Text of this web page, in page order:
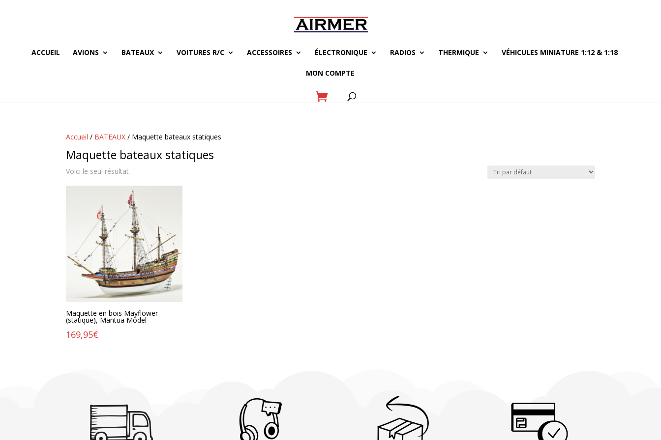
ACCUEIL AVIONS BATEAUX VOITURES R/C ACCESSOIRES ÉLECTRONIQUE RADIOS THERMIQUE VÉHICULES MINIATURE 1:12 & 1:18
MON COMPTE
Accueil / BATEAUX / Maquette bateaux statiques
Maquette bateaux statiques
Voici le seul résultat
Maquette en bois Mayflower
(statique), Mantua Model
169,95€